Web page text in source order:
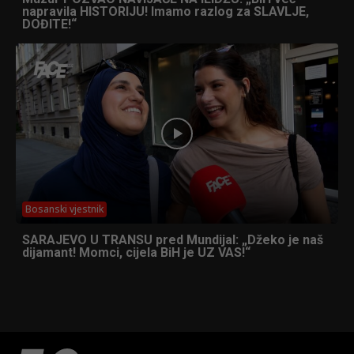
napravila HISTORIJU! Imamo razlog za SLAVLJE,
DOĐITE!“
Bosanski vjestnik
SARAJEVO U TRANSU pred Mundijal: „Džeko je naš
dijamant! Momci, cijela BiH je UZ VAS!“